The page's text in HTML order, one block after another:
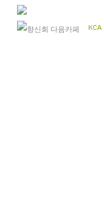
향신회 다음카페